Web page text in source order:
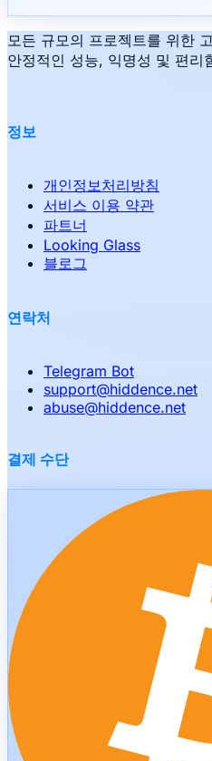
모든 규모의 프로젝트를 위한
안정적인 성능, 익명성 및 편리
정보
개인정보처리방침
서비스 이용 약관
파트너
Looking Glass
블로그
연락처
Telegram Bot
support@hiddence.net
abuse@hiddence.net
결제 수단